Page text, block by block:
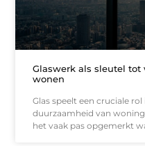
Glaswerk als sleutel
wonen
Glas speelt een cruciale
duurzaamheid van
het vaak pas opgemerkt